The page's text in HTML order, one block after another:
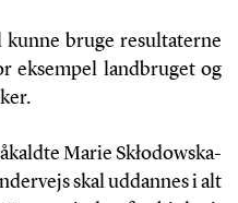
kunne bruge resultaterne
eksempel landbruget og
Marie Skłodowska-
skal uddannes i alt